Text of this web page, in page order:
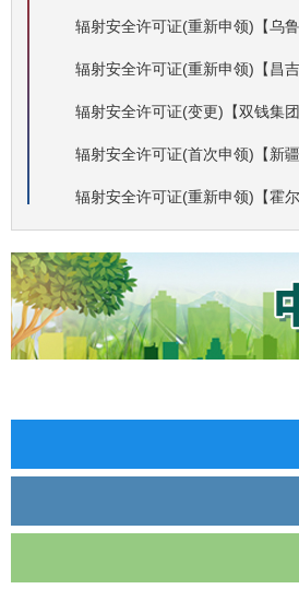
辐射安全许可证(重新申领)【乌
辐射安全许可证(重新申领)【昌
辐射安全许可证(变更)【双钱集
辐射安全许可证(首次申领)【新
辐射安全许可证(重新申领)【霍